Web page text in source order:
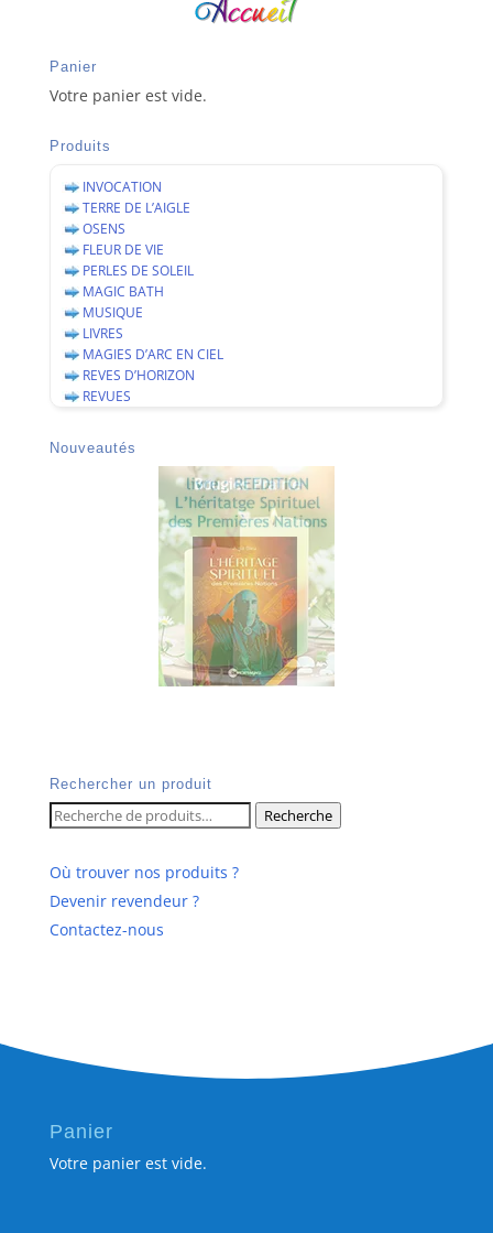
Panier
Votre panier est vide.
Produits
INVOCATION
TERRE DE L’AIGLE
OSENS
FLEUR DE VIE
PERLES DE SOLEIL
MAGIC BATH
MUSIQUE
LIVRES
MAGIES D’ARC EN CIEL
REVES D’HORIZON
REVUES
Nouveautés
Rechercher un produit
Recherche
pour :
Recherche
Où trouver nos produits ?
Devenir revendeur ?
Contactez-nous
Panier
Votre panier est vide.